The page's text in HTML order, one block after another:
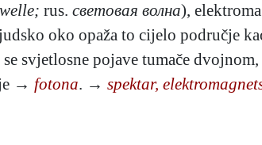
rus. световая волна),
oko opaža to cijelo područje
svjetlosne pojave tumače
→ fotona. → spektar,